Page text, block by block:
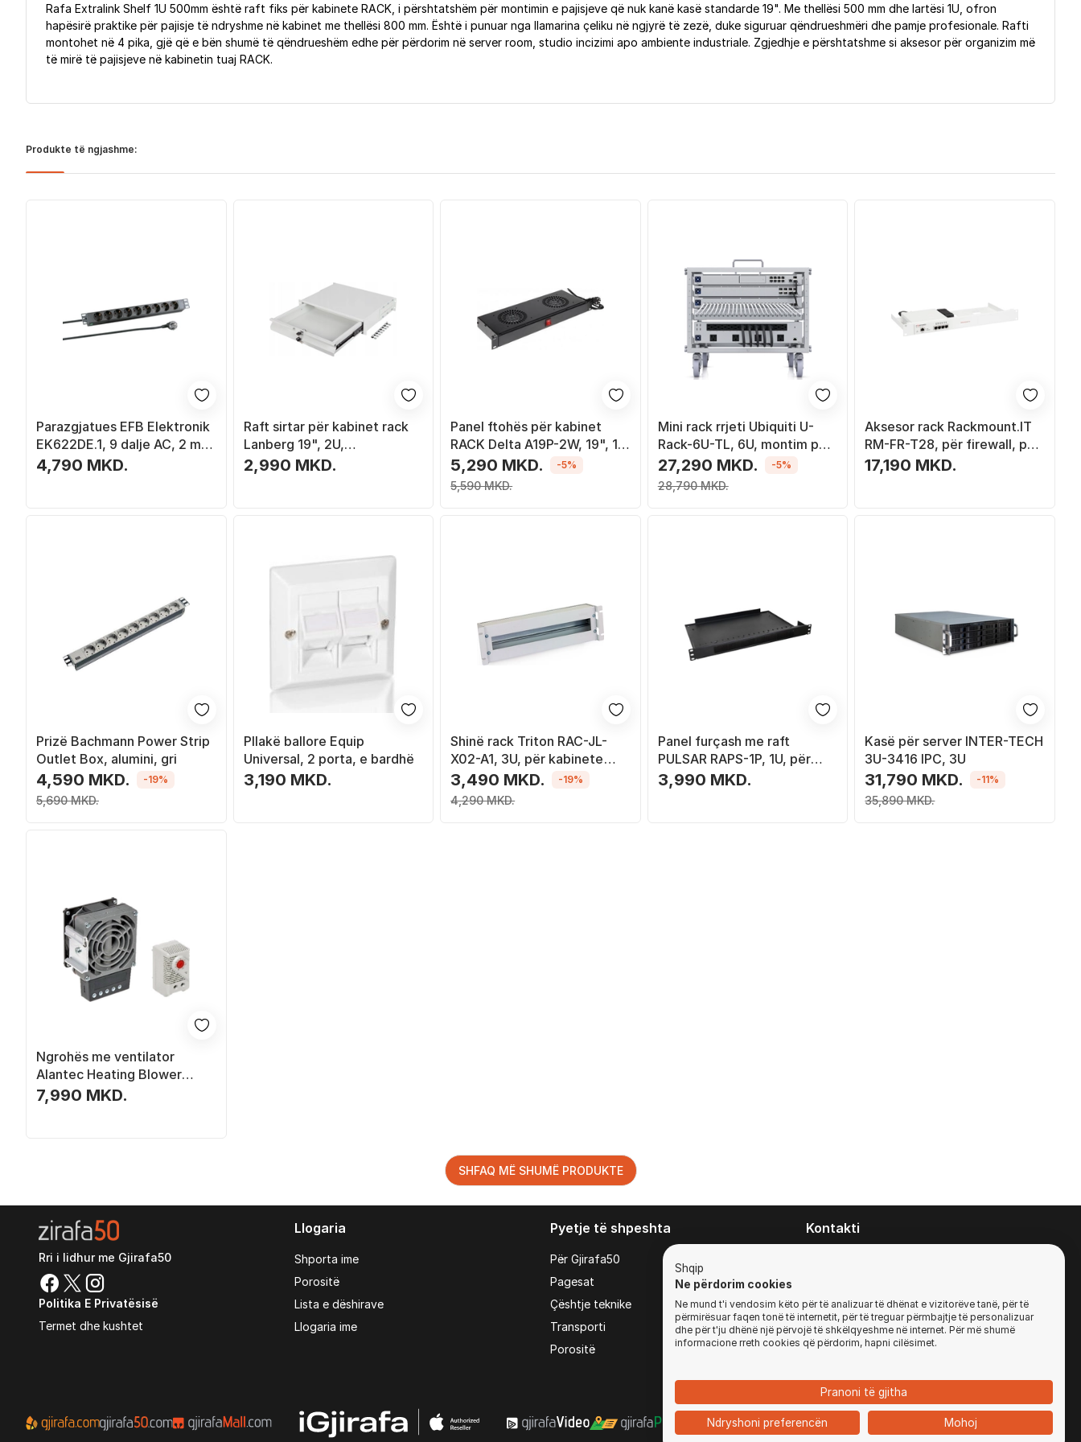
Rafa Extralink Shelf 1U 500mm është raft fiks për kabinete RACK, i përshtatshëm për montimin e pajisjeve që nuk kanë kasë standarde 19". Me thellësi 500 mm dhe lartësi 1U, ofron
hapësirë praktike për pajisje të ndryshme në kabinet me thellësi 800 mm. Është i punuar nga llamarina çeliku në ngjyrë të zezë, duke siguruar qëndrueshmëri dhe pamje profesionale. Rafti
montohet në 4 pika, gjë që e bën shumë të qëndrueshëm edhe për përdorim në server room, studio incizimi apo ambiente industriale. Zgjedhje e përshtatshme si aksesor për organizim më
të mirë të pajisjeve në kabinetin tuaj RACK.
Produkte të ngjashme:
Parazgjatues EFB Elektronik
EK622DE.1, 9 dalje AC, 2 m, i
zi
4,790 MKD.
Raft sirtar për kabinet rack
Lanberg 19", 2U,
483x360mm, 90kg, gri
2,990 MKD.
Panel ftohës për kabinet
RACK Delta A19P-2W, 19", 1U,
i zi
5,290 MKD.
5,590 MKD.
-5%
Mini rack rrjeti Ubiquiti U-
Rack-6U-TL, 6U, montim pa
vegla, gri
27,290 MKD.
28,790 MKD.
-5%
Aksesor rack Rackmount.IT
RM-FR-T28, për firewall, për
rack 19", metalik
17,190 MKD.
Prizë Bachmann Power Strip
Outlet Box, alumini, gri
4,590 MKD.
5,690 MKD.
-19%
Pllakë ballore Equip
Universal, 2 porta, e bardhë
3,190 MKD.
Shinë rack Triton RAC-JL-
X02-A1, 3U, për kabinete
19", e zezë
3,490 MKD.
4,290 MKD.
-19%
Panel furçash me raft
PULSAR RAPS-1P, 1U, për
kabinet RACK 19", i zi
3,990 MKD.
Kasë për server INTER-TECH
3U-3416 IPC, 3U
31,790 MKD.
35,890 MKD.
-11%
Ngrohës me ventilator
Alantec Heating Blower
100W, me termostat
7,990 MKD.
SHFAQ MË SHUMË PRODUKTE
Rri i lidhur me Gjirafa50
Politika E Privatësisë
Termet dhe kushtet
Llogaria
Shporta ime
Porositë
Lista e dëshirave
Llogaria ime
Pyetje të shpeshta
Për Gjirafa50
Pagesat
Çështje teknike
Transporti
Porositë
Kontakti
Për kërkesa të ofertave:
b2b@zirafa50.mk
Shqip
Ne përdorim cookies
Ne mund t'i vendosim këto për të analizuar të dhënat e vizitorëve tanë, për të
përmirësuar faqen tonë të internetit, për të treguar përmbajtje të personalizuar
dhe për t'ju dhënë një përvojë të shkëlqyeshme në internet. Për më shumë
informacione rreth cookies që përdorim, hapni cilësimet.
Pranoni të gjitha
Ndryshoni preferencën Mohoj